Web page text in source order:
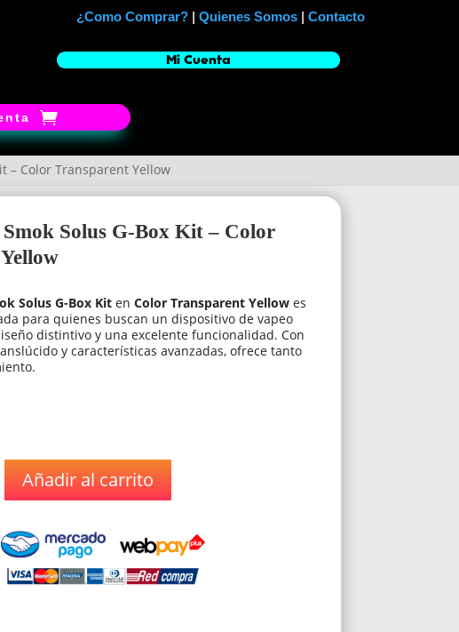
¿Como Comprar? |Quienes Somos |Contacto
Mi Cuenta
– Color Transparent Yellow
Solus G-Box Kit – Color
Solus G-Box Kit enColor Transparent Yellow es
para quienes buscan un dispositivo de vapeo
distintivo y una excelente funcionalidad. Con
y características avanzadas, ofrece tanto
Añadir al carrito